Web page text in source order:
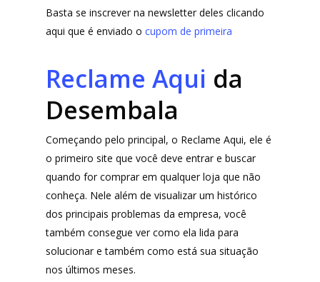
Basta se inscrever na newsletter deles clicando
aqui que é enviado o cupom de primeira
Reclame Aqui da
Desembala
Começando pelo principal, o Reclame Aqui, ele é
o primeiro site que você deve entrar e buscar
quando for comprar em qualquer loja que não
conheça. Nele além de visualizar um histórico
dos principais problemas da empresa, você
também consegue ver como ela lida para
solucionar e também como está sua situação
nos últimos meses.